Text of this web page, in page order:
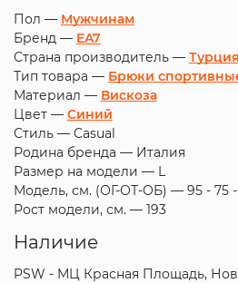
Пол — Мужчинам
Бренд — EA7
Страна производитель — Турция
Тип товара — Брюки
Материал — Вискоза
Цвет — Синий
Стиль — Casual
Родина бренда — Италия
Размер на модели — L
Модель, см. (ОГ-ОТ-ОБ) — 95 - 75
Рост модели, см. — 193
Наличие
PSW - МЦ Красная Площадь,